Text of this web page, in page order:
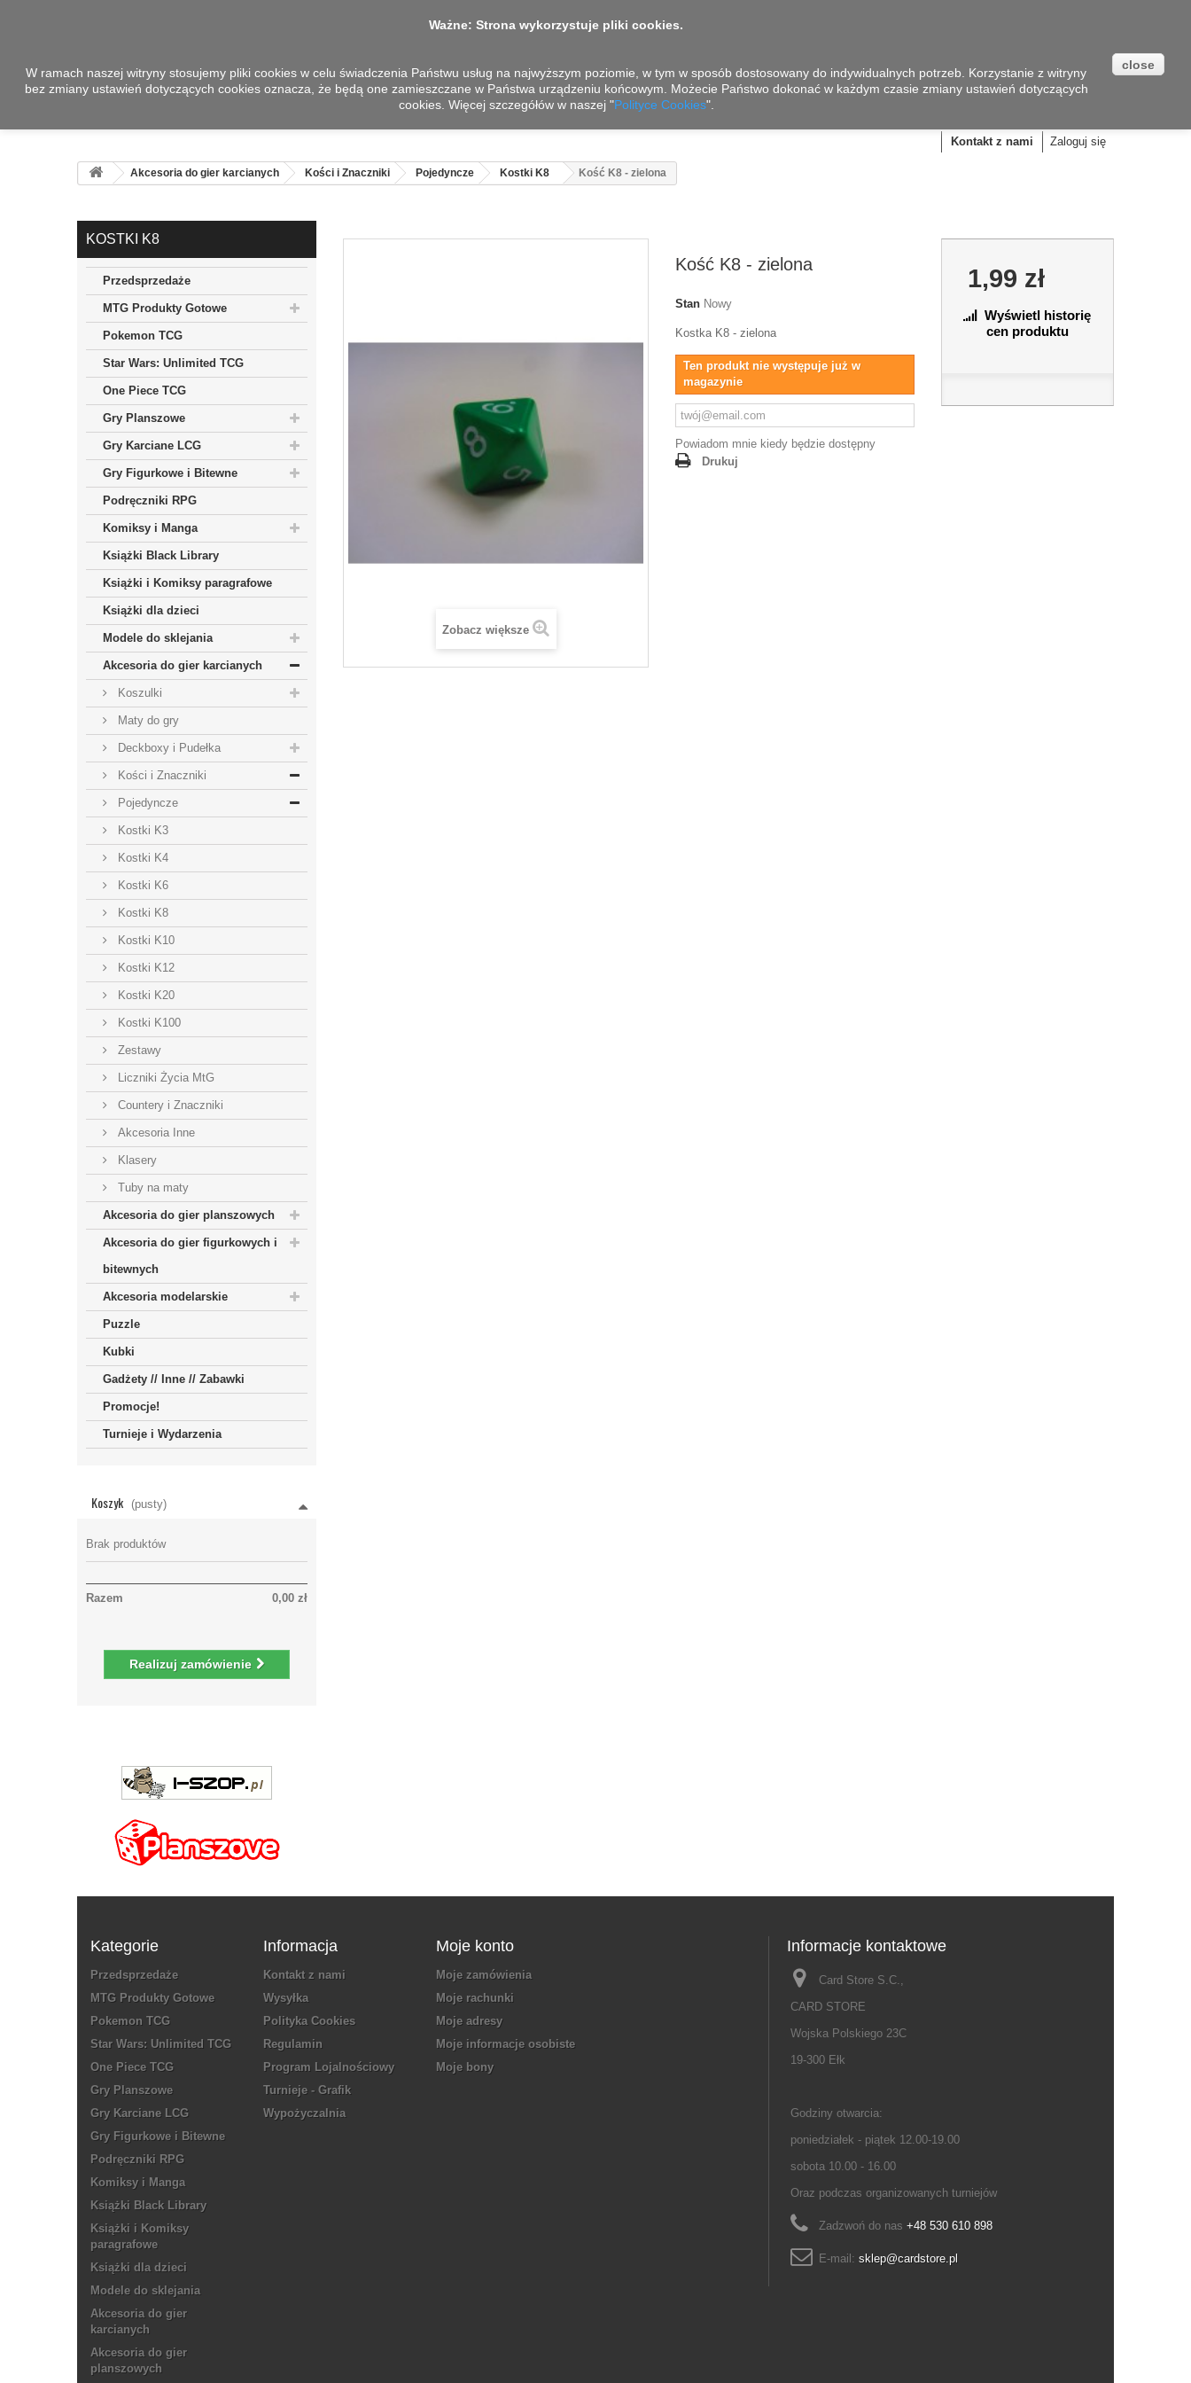
Koszyk
Zaloguj się
Kontakt z nami
Akcesoria do gier karcianych Kości i Znaczniki Pojedyncze Kostki K8 Kość K8 - zielona
KOSTKI K8
Przedsprzedaże
MTG Produkty Gotowe
Pokemon TCG
Star Wars: Unlimited TCG
One Piece TCG
Gry Planszowe
Gry Karciane LCG
Gry Figurkowe i Bitewne
Podręczniki RPG
Komiksy i Manga
Książki Black Library
Książki i Komiksy paragrafowe
Książki dla dzieci
Modele do sklejania
Akcesoria do gier karcianych
Koszulki
Maty do gry
Deckboxy i Pudełka
Kości i Znaczniki
Pojedyncze
Kostki K3
Kostki K4
Kostki K6
Kostki K8
Kostki K10
Kostki K12
Kostki K20
Kostki K100
Zestawy
Liczniki Życia MtG
Countery i Znaczniki
Akcesoria Inne
Klasery
Tuby na maty
Akcesoria do gier planszowych
Akcesoria do gier figurkowych i
bitewnych
Akcesoria modelarskie
Puzzle
Kubki
Gadżety // Inne // Zabawki
Promocje!
Turnieje i Wydarzenia
Koszyk (pusty)
Brak produktów
0,00 zł
Razem
Realizuj zamówienie
Zobacz większe
Kość K8 - zielona
Stan Nowy
Kostka K8 - zielona
Ten produkt nie występuje już w
magazynie
Powiadom mnie kiedy będzie dostępny
Drukuj
1,99 zł
Wyświetl historię
cen produktu
Kategorie
Przedsprzedaże
MTG Produkty Gotowe
Pokemon TCG
Star Wars: Unlimited TCG
One Piece TCG
Gry Planszowe
Gry Karciane LCG
Gry Figurkowe i Bitewne
Podręczniki RPG
Komiksy i Manga
Książki Black Library
Książki i Komiksy
paragrafowe
Książki dla dzieci
Modele do sklejania
Akcesoria do gier
karcianych
Akcesoria do gier
planszowych
Informacja
Kontakt z nami
Wysyłka
Polityka Cookies
Regulamin
Program Lojalnościowy
Turnieje - Grafik
Wypożyczalnia
Moje konto
Moje zamówienia
Moje rachunki
Moje adresy
Moje informacje osobiste
Moje bony
Informacje kontaktowe
Card Store S.C.,
CARD STORE
Wojska Polskiego 23C
19-300 Ełk
Godziny otwarcia:
poniedziałek - piątek 12.00-19.00
sobota 10.00 - 16.00
Oraz podczas organizowanych turniejów
Zadzwoń do nas +48 530 610 898
E-mail: sklep@cardstore.pl
Ważne: Strona wykorzystuje pliki cookies.
W ramach naszej witryny stosujemy pliki cookies w celu świadczenia Państwu usług na najwyższym poziomie, w tym w sposób dostosowany do indywidualnych potrzeb. Korzystanie z witryny
bez zmiany ustawień dotyczących cookies oznacza, że będą one zamieszczane w Państwa urządzeniu końcowym. Możecie Państwo dokonać w każdym czasie zmiany ustawień dotyczących
cookies. Więcej szczegółów w naszej "Polityce Cookies".
close